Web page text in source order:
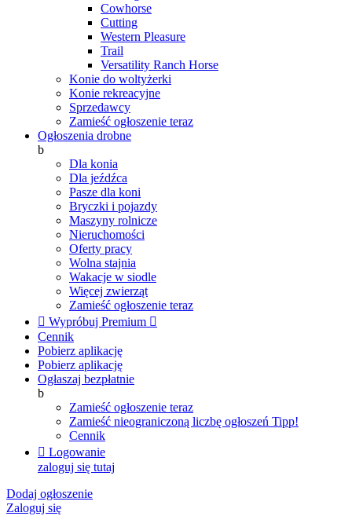
Cowhorse
Cutting
Western Pleasure
Trail
Versatility Ranch Horse
Konie do woltyżerki
Konie rekreacyjne
Sprzedawcy
Zamieść ogłoszenie teraz
Ogłoszenia drobne
b
Dla konia
Dla jeźdźca
Pasze dla koni
Bryczki i pojazdy
Maszyny rolnicze
Nieruchomości
Oferty pracy
Wolna stajnia
Wakacje w siodle
Więcej zwierząt
Zamieść ogłoszenie teraz
 Wypróbuj Premium 
Cennik
Pobierz aplikację
Pobierz aplikację
Ogłaszaj bezpłatnie
b
Zamieść ogłoszenie teraz
Zamieść nieograniczoną liczbę ogłoszeń Tipp!
Cennik
 Logowanie
zaloguj się tutaj
Dodaj ogłoszenie
Zaloguj się